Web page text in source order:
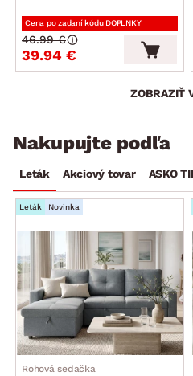
Cena po zadaní kódu DOPLNKY
39.94 €
46.99 €
ZOBRAZIŤ
Nakupujte podľa
Leták Akciový tovar ASKO
Leták Novinka
Rohová sedačka